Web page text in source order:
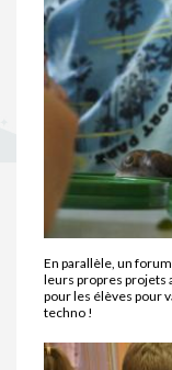
En parallèle, un
leurs propres projets
pour les élèves pour
techno !